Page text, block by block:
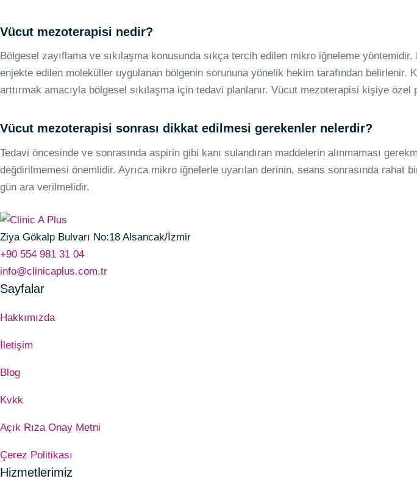
Vücut mezoterapisi nedir?
Bölgesel zayıflama ve sıkılaşma konusunda sıkça tercih edilen mikro iğneleme
enjekte edilen moleküller uygulanan bölgenin sorununa yönelik hekim tarafından
arttırmak amacıyla bölgesel sıkılaşma için tedavi planlanır. Vücut mezoterapisi kişiye
Vücut mezoterapisi sonrası dikkat edilmesi gerekenler nelerdir?
Tedavi öncesinde ve sonrasında aspirin gibi kanı sulandıran maddelerin alınmaması
değdirilmemesi önemlidir. Ayrıca mikro iğnelerle uyarılan derinin, seans sonrasında
gün ara verilmelidir.
Ziya Gökalp Bulvarı No:18 Alsancak/İzmir
+90 554 981 31 04
info@clinicaplus.com.tr
Sayfalar
Hakkımızda
İletişim
Blog
Kvkk
Açık Rıza Onay Metni
Çerez Politikası
Hizmetlerimiz